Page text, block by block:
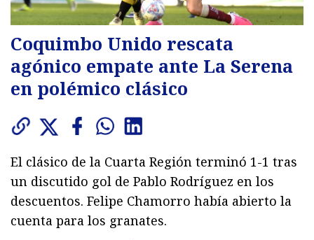
Coquimbo Unido rescata
agónico empate ante La Serena
en polémico clásico
El clásico de la Cuarta Región terminó 1-1 tras
un discutido gol de Pablo Rodríguez en los
descuentos. Felipe Chamorro había abierto la
cuenta para los granates.